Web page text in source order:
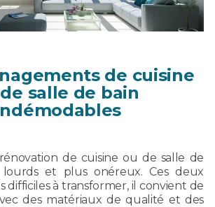
de cuisine
salle de bain
de cuisine ou de salle de
et plus onéreux. Ces deux
difficiles à transformer, il convient de
des matériaux de qualité et des